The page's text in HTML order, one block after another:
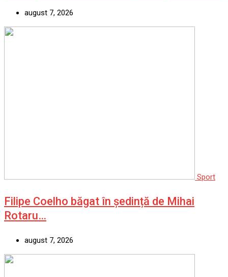
august 7, 2026
Sport
Filipe Coelho băgat în ședință de Mihai
Rotaru…
august 7, 2026